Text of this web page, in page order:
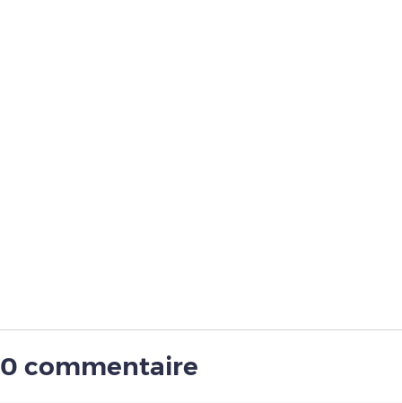
0 commentaire